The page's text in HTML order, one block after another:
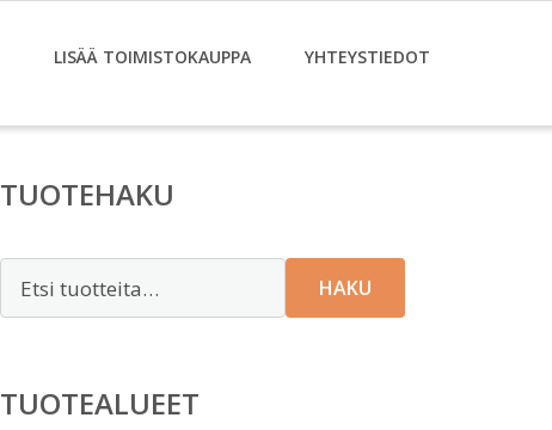
LISÄÄ TOIMISTOKAUPPA YHTEYSTIEDOT
TUOTEHAKU
HAKU
TUOTEALUEET